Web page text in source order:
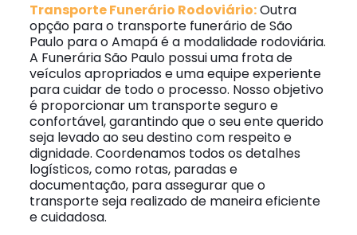
Transporte Funerário Rodoviário:Outra
opção para o transporte funerário de São
Paulo para o Amapá é a modalidade rodoviária.
A Funerária São Paulo possui uma frota de
veículos apropriados e uma equipe experiente
para cuidar de todo o processo. Nosso objetivo
é proporcionar um transporte seguro e
confortável, garantindo que o seu ente querido
seja levado ao seu destino com respeito e
dignidade. Coordenamos todos os detalhes
logísticos, como rotas, paradas e
documentação, para assegurar que o
transporte seja realizado de maneira eficiente
e cuidadosa.